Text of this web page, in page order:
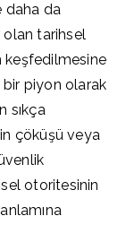
daha da
tarihsel
keşfedilmesine
bir piyon olarak
sıkça
çöküşü veya
otoritesinin